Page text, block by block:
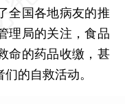
全国各地病友的推
理局的关注，食品
命的药品收缴，甚
的自救活动。